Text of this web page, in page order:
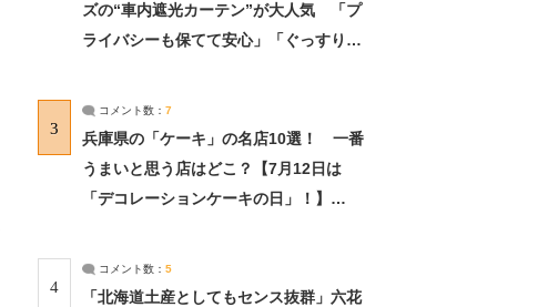
ズの“車内遮光カーテン”が大人気 「プ
ライバシーも保てて安心」「ぐっすり眠
3
コメント数： 7
兵庫県の「ケーキ」の名店10選！ 一番
うまいと思う店はどこ？【7月12日は
「デコレーションケーキの日」！】
4
コメント数： 5
「北海道土産としてもセンス抜群」六花